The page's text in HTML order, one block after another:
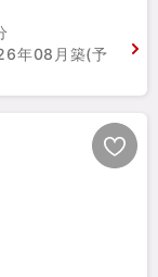
年08月築(予